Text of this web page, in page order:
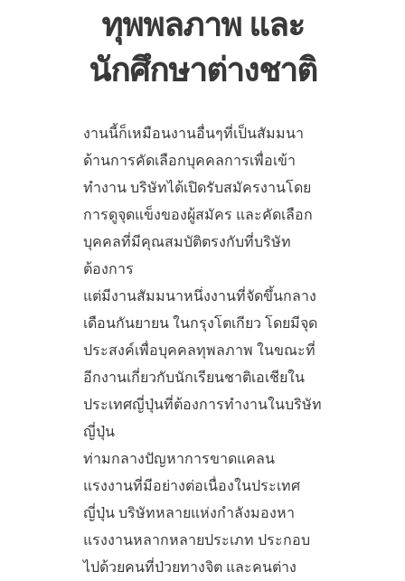
ทุพพลภาพ และ
นักศึกษาต่างชาติ
งานนี้ก็เหมือนงานอื่นๆที่เป็นสัมมนา
ด้านการคัดเลือกบุคคลการเพื่อเข้า
ทำงาน บริษัทได้เปิดรับสมัครงานโดย
การดูจุดแข็งของผู้สมัคร และคัดเลือก
บุคคลที่มีคุณสมบัติตรงกับที่บริษัท
ต้องการ
แต่มีงานสัมมนาหนึ่งงานที่จัดขึ้นกลาง
เดือนกันยายน ในกรุงโตเกียว โดยมีจุด
ประสงค์เพื่อบุคคลทุพลภาพ ในขณะที่
อีกงานเกี่ยวกับนักเรียนชาติเอเชียใน
ประเทศญี่ปุ่นที่ต้องการทำงานในบริษัท
ญี่ปุ่น
ท่ามกลางปัญหาการขาดแคลน
แรงงานที่มีอย่างต่อเนื่องในประเทศ
ญี่ปุ่น บริษัทหลายแห่งกำลังมองหา
แรงงานหลากหลายประเภท ประกอบ
ไปด้วยคนที่ป่วยทางจิต และคนต่าง